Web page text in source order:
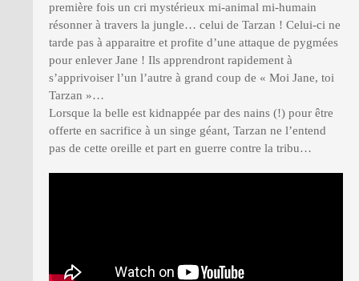
première fois un cri mystérieux mi-animal mi-humain
résonner à travers la jungle… celui de Tarzan ! Celui-ci ne
tarde pas à apparaitre et profite d’une attaque de pygmées
pour enlever Jane ! Ils apprendront rapidement à
s’apprivoiser l’un l’autre à grand coup de « Moi Jane, toi
Tarzan »…
Lorsque la belle est kidnappée par des nains (!) pour être
offerte en sacrifice à un singe géant, Tarzan ne l’entend
pas de cette oreille et part en guerre contre la tribu…